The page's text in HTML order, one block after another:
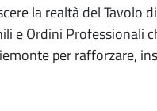
la realtà del Tavolo
e Ordini Professionali
per rafforzare,